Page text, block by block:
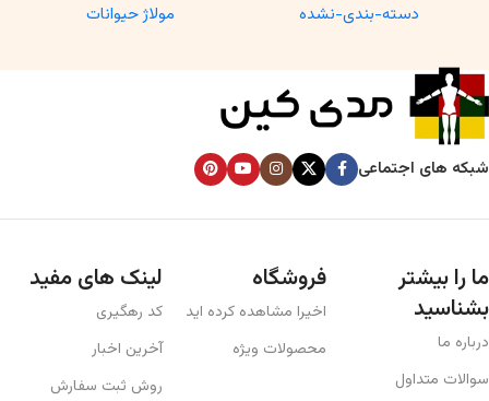
Anatomy Specimen
دسته-بندی-نشده
مولاژ حیوانات
شبکه های اجتماعی
ما را بیشتر
بشناسید
درباره ما
سوالات متداول
فروشگاه
اخیرا مشاهده کرده اید
محصولات ویژه
لینک های مفید
کد رهگیری
آخرین اخبار
روش ثبت سفارش